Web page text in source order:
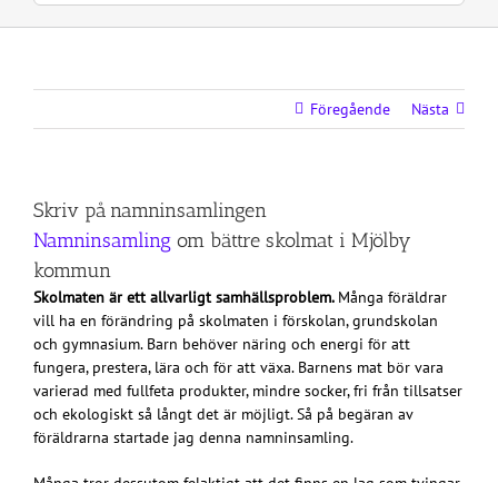
Föregående Nästa
Skriv på namninsamlingen
Namninsamling om bättre skolmat i Mjölby
kommun
Skolmaten är ett allvarligt samhällsproblem. Många föräldrar
vill ha en förändring på skolmaten i förskolan, grundskolan
och gymnasium. Barn behöver näring och energi för att
fungera, prestera, lära och för att växa. Barnens mat bör vara
varierad med fullfeta produkter, mindre socker, fri från tillsatser
och ekologiskt så långt det är möjligt. Så på begäran av
föräldrarna startade jag denna namninsamling.